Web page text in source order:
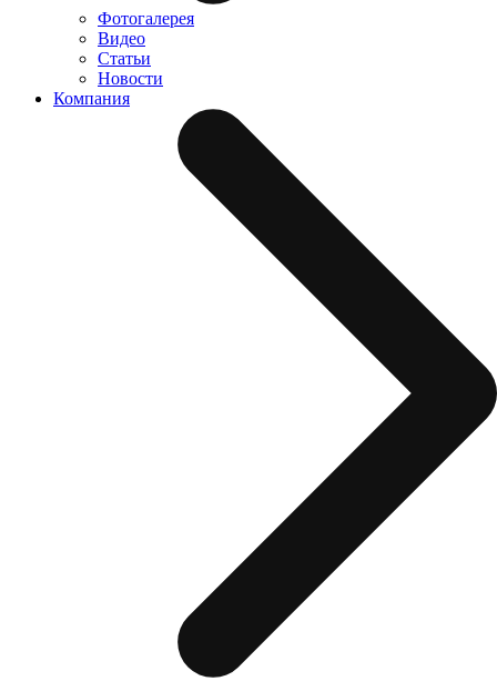
Фотогалерея
Видео
Статьи
Новости
Компания